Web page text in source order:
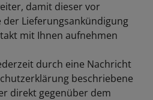
damit dieser vor
der Lieferungsankündigung
mit Ihnen aufnehmen
durch eine Nachricht
beschriebene
direkt gegenüber dem